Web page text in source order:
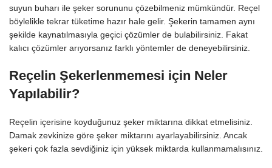
suyun buharı ile şeker sorununu çözebilmeniz mümkündür. Reçel
böylelikle tekrar tüketime hazır hale gelir. Şekerin tamamen aynı
şekilde kaynatılmasıyla geçici çözümler de bulabilirsiniz. Fakat
kalıcı çözümler arıyorsanız farklı yöntemler de deneyebilirsiniz.
Reçelin Şekerlenmemesi için Neler
Yapılabilir?
Reçelin içerisine koyduğunuz şeker miktarına dikkat etmelisiniz.
Damak zevkinize göre şeker miktarını ayarlayabilirsiniz. Ancak
şekeri çok fazla sevdiğiniz için yüksek miktarda kullanmamalısınız.